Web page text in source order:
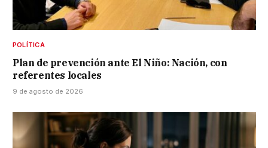
POLÍTICA
Plan de prevención ante El Niño: Nación, con
referentes locales
9 de agosto de 2026